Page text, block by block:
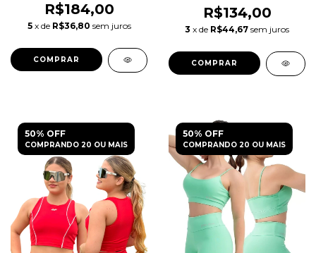
R$184,00
5 x de R$36,80 sem juros
COMPRAR
R$134,00
3 x de R$44,67 sem juros
COMPRAR
50% OFF
COMPRANDO 20 OU MAIS
50% OFF
COMPRANDO 20 OU MAIS